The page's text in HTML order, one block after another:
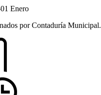
Enero
por Contaduría Municipal.